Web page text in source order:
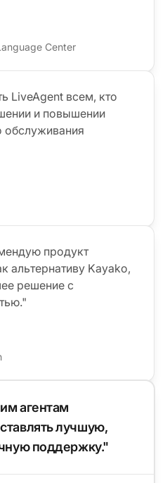
Center
LiveAgent всем, кто
и повышении
обслуживания
продукт
альтернативу Kayako,
решение с
агентам
лучшую,
поддержку."